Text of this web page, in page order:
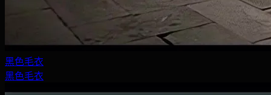
黑色毛衣
黑色毛衣